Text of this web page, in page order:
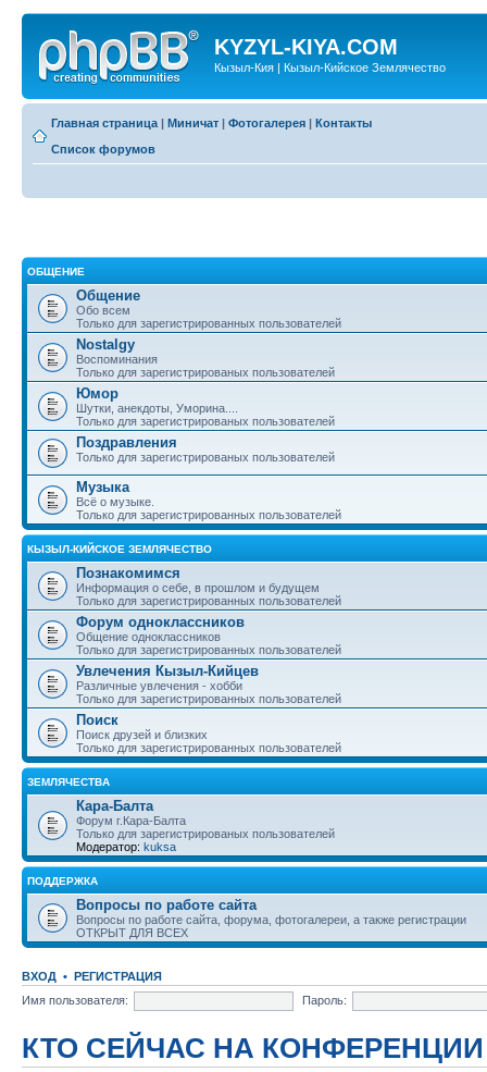
KYZYL-KIYA.COM
Кызыл-Кия | Кызыл-Кийское Землячество
Главная страница | Миничат | Фотогалерея | Контакты
Список форумов
ОБЩЕНИЕ
Общение
Обо всем
Только для зарегистрированных пользователей
Nostalgy
Воспоминания
Только для зарегистрированых пользователей
Юмор
Шутки, анекдоты, Уморина....
Только для зарегистрированых пользователей
Поздравления
Только для зарегистрированых пользователей
Музыка
Всё о музыке.
Только для зарегистрированных пользователей
КЫЗЫЛ-КИЙСКОЕ ЗЕМЛЯЧЕСТВО
Познакомимся
Информация о себе, в прошлом и будущем
Только для зарегистрированных пользователей
Форум одноклассников
Общение одноклассников
Только для зарегистрированных пользователей
Увлечения Кызыл-Кийцев
Различные увлечения - хобби
Только для зарегистрированных пользователей
Поиск
Поиск друзей и близких
Только для зарегистрированных пользователей
ЗЕМЛЯЧЕСТВА
Кара-Балта
Форум г.Кара-Балта
Только для зарегистрированых пользователей
Модератор: kuksa
ПОДДЕРЖКА
Вопросы по работе сайта
Вопросы по работе сайта, форума, фотогалереи, а также регистрации
ОТКРЫТ ДЛЯ ВСЕХ
ВХОД • РЕГИСТРАЦИЯ
Имя пользователя:
Пароль:
КТО СЕЙЧАС НА КОНФЕРЕНЦИИ